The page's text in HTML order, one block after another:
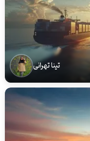
تینا تهرانی